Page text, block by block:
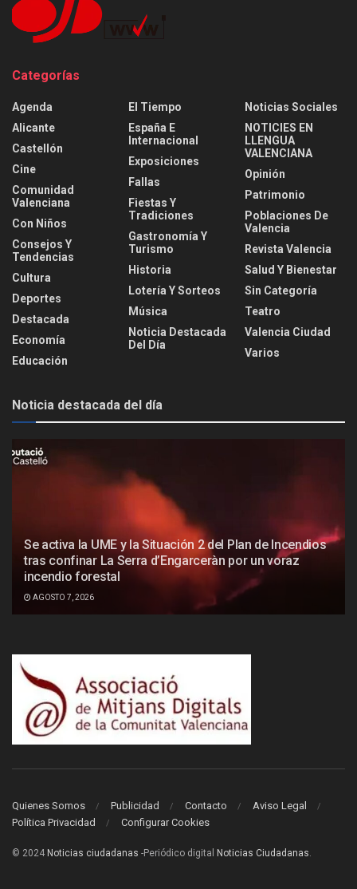
Categorías
Agenda
Alicante
Castellón
Cine
Comunidad
Valenciana
Con Niños
Consejos Y
Tendencias
Cultura
Deportes
Destacada
Economía
Educación
El Tiempo
España E
Internacional
Exposiciones
Fallas
Fiestas Y
Tradiciones
Gastronomía Y
Turismo
Historia
Lotería Y Sorteos
Música
Noticia Destacada
Del Día
Noticias Sociales
NOTICIES EN
LLENGUA
VALENCIANA
Opinión
Patrimonio
Poblaciones De
Valencia
Revista Valencia
Salud Y Bienestar
Sin Categoría
Teatro
Valencia Ciudad
Varios
Noticia destacada del día
Se activa la UME y la Situación 2 del Plan de Incendios
tras confinar La Serra d’Engarceràn por un voraz
incendio forestal
AGOSTO 7, 2026
Quienes Somos Publicidad Contacto
Aviso Legal
Política Privacidad
Configurar Cookies
© 2024 Noticias ciudadanas -Periódico digital Noticias Ciudadanas